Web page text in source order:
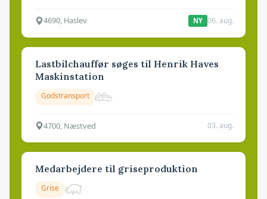
4690, Haslev NY 06. aug.
Lastbilchauffør søges til Henrik Haves
Maskinstation
Godstransport
4700, Næstved 03. aug.
Medarbejdere til griseproduktion
Grise